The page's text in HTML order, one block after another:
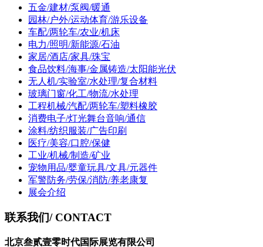
五金/建材/泵阀/暖通
园林/户外/运动体育/游乐设备
车配/两轮车/农业/机床
电力/照明/新能源/石油
家居/酒店/家具/珠宝
食品饮料/海事/金属铸造/太阳能光伏
无人机/实验室/水处理/复合材料
玻璃门窗/化工/物流/水处理
工程机械/汽配/两轮车/塑料橡胶
消费电子/灯光舞台音响/通信
涂料/纺织服装/广告印刷
医疗/美容/口腔/保健
工业/机械/制造/矿业
宠物用品/婴童玩具/文具/元器件
军警防务/劳保/消防/养老康复
展会介绍
联系我们/ CONTACT
北京叁贰壹零时代国际展览有限公司